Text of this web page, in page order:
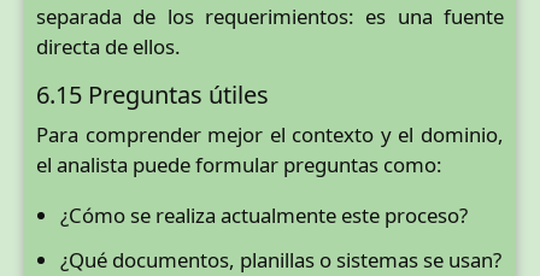
separada de los requerimientos: es una fuente
directa de ellos.
6.15 Preguntas útiles
Para comprender mejor el contexto y el dominio,
el analista puede formular preguntas como:
¿Cómo se realiza actualmente este proceso?
¿Qué documentos, planillas o sistemas se usan?